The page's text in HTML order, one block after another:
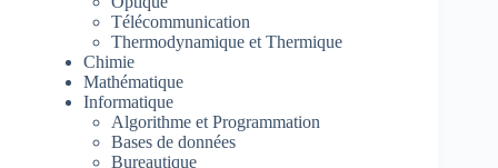
Télécommunication
Thermodynamique et Thermique
Chimie
Mathématique
Informatique
Algorithme et Programmation
Bases de données
Bureautique